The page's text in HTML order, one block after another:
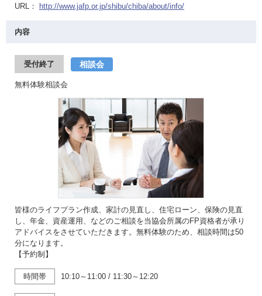
URL：
http://www.jafp.or.jp/shibu/chiba/about/info/
内容
受付終了 相談会
無料体験相談会
皆様のライフプラン作成、家計の見直し、住宅ローン、保険の見直
し、年金、資産運用、などのご相談を当協会所属のFP資格者が承り
アドバイスをさせていただきます。無料体験のため、相談時間は50
分になります。
【予約制】
時間帯 10:10～11:00 / 11:30～12:20